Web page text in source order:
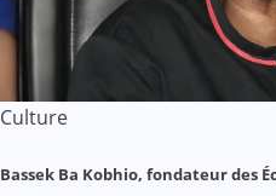
Culture
Bassek Ba Kobhio, fondateur des